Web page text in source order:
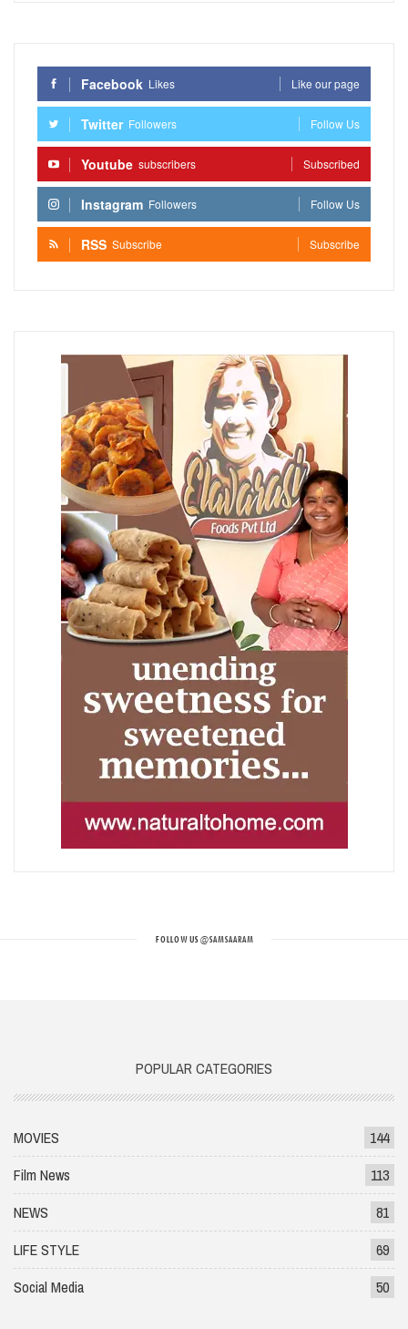
Facebook Likes Like our page
Twitter Followers Follow Us
Youtube subscribers Subscribed
Instagram Followers Follow Us
RSS Subscribe Subscribe
FOLLOW US@SAMSAARAM
POPULAR CATEGORIES
MOVIES
144
Film News
113
NEWS
81
LIFE STYLE
69
Social Media
50